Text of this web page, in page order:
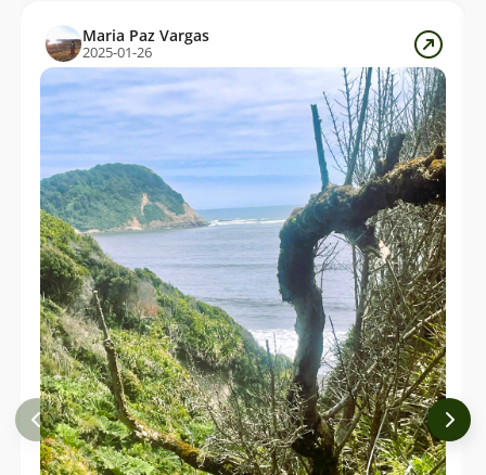
Maria Paz Vargas
2025-01-26